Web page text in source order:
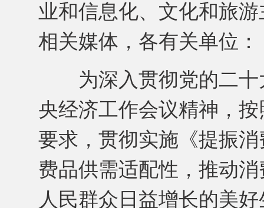
业和信息化、文化和旅
相关媒体，各有关单位：
为深入贯彻党的二十
央经济工作会议精神，
要求，贯彻实施《提振
费品供需适配性，推动
人民群众日益增长的美